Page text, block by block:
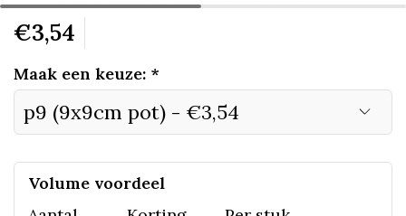
€3,54
Maak een keuze: *
Volume voordeel